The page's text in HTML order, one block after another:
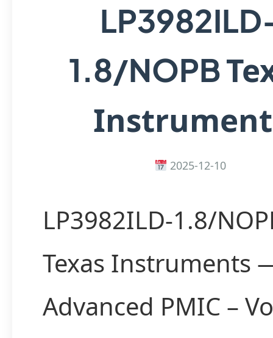
1.8/NOPB
2025-12-10
LP3982ILD-1.8/
Texas Instruments
Advanced PMIC –